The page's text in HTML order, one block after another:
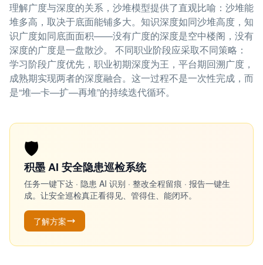
理解广度与深度的关系，沙堆模型提供了直观比喻：沙堆能
堆多高，取决于底面能铺多大。知识深度如同沙堆高度，知
识广度如同底面面积——没有广度的深度是空中楼阁，没有
深度的广度是一盘散沙。 不同职业阶段应采取不同策略：
学习阶段广度优先，职业初期深度为王，平台期回溯广度，
成熟期实现两者的深度融合。这一过程不是一次性完成，而
是“堆—卡—扩—再堆”的持续迭代循环。
🛡️
积墨 AI 安全隐患巡检系统
任务一键下达 · 隐患 AI 识别 · 整改全程留痕 · 报告一键生
成。让安全巡检真正看得见、管得住、能闭环。
了解方案